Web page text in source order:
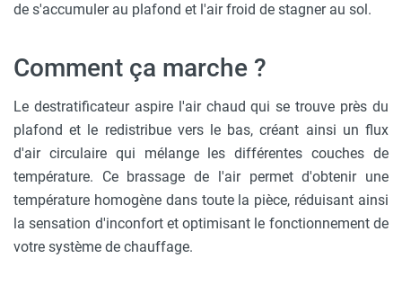
de s'accumuler au plafond et l'air froid de stagner au sol.
Comment ça marche ?
Le destratificateur aspire l'air chaud qui se trouve près du
plafond et le redistribue vers le bas, créant ainsi un flux
d'air circulaire qui mélange les différentes couches de
température. Ce brassage de l'air permet d'obtenir une
température homogène dans toute la pièce, réduisant ainsi
la sensation d'inconfort et optimisant le fonctionnement de
votre système de chauffage.